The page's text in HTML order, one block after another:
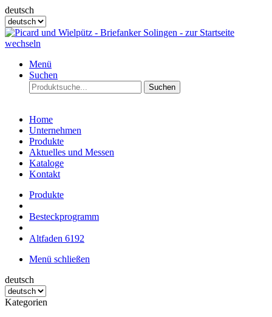
deutsch
Menü
Suchen
Suchen
Home
Unternehmen
Produkte
Aktuelles und Messen
Kataloge
Kontakt
Produkte
Besteckprogramm
Altfaden 6192
Menü schließen
deutsch
Kategorien